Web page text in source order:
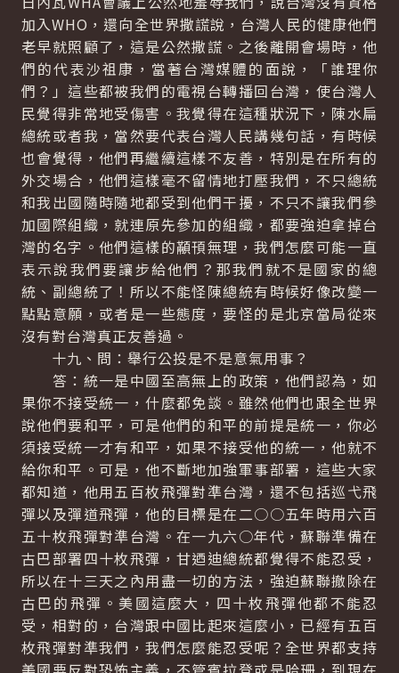
加入WHO，還向全世界撒謊說，台灣人民的健康他們
老早就照顧了，這是公然撒謊。之後離開會場時，他
們的代表沙祖康，當著台灣媒體的面說，「誰理你
們？」這些都被我們的電視台轉播回台灣，使台灣人
民覺得非常地受傷害。我覺得在這種狀況下，陳水扁
總統或者我，當然要代表台灣人民講幾句話，有時候
也會覺得，他們再繼續這樣不友善，特別是在所有的
外交場合，他們這樣毫不留情地打壓我們，不只總統
和我出國隨時隨地都受到他們干擾，不只不讓我們參
加國際組織，就連原先參加的組織，都要強迫拿掉台
灣的名字。他們這樣的顢頇無理，我們怎麼可能一直
表示說我們要讓步給他們？那我們就不是國家的總
統、副總統了！所以不能怪陳總統有時候好像改變一
點點意願，或者是一些態度，要怪的是北京當局從來
沒有對台灣真正友善過。
十九、問：舉行公投是不是意氣用事？
答：統一是中國至高無上的政策，他們認為，如
果你不接受統一，什麼都免談。雖然他們也跟全世界
說他們要和平，可是他們的和平的前提是統一，你必
須接受統一才有和平，如果不接受他的統一，他就不
給你和平。可是，他不斷地加強軍事部署，這些大家
都知道，他用五百枚飛彈對準台灣，還不包括巡弋飛
彈以及彈道飛彈，他的目標是在二○○五年時用六百
五十枚飛彈對準台灣。在一九六○年代，蘇聯準備在
古巴部署四十枚飛彈，甘迺迪總統都覺得不能忍受，
所以在十三天之內用盡一切的方法，強迫蘇聯撤除在
古巴的飛彈。美國這麼大，四十枚飛彈他都不能忍
受，相對的，台灣跟中國比起來這麼小，已經有五百
枚飛彈對準我們，我們怎麼能忍受呢？全世界都支持